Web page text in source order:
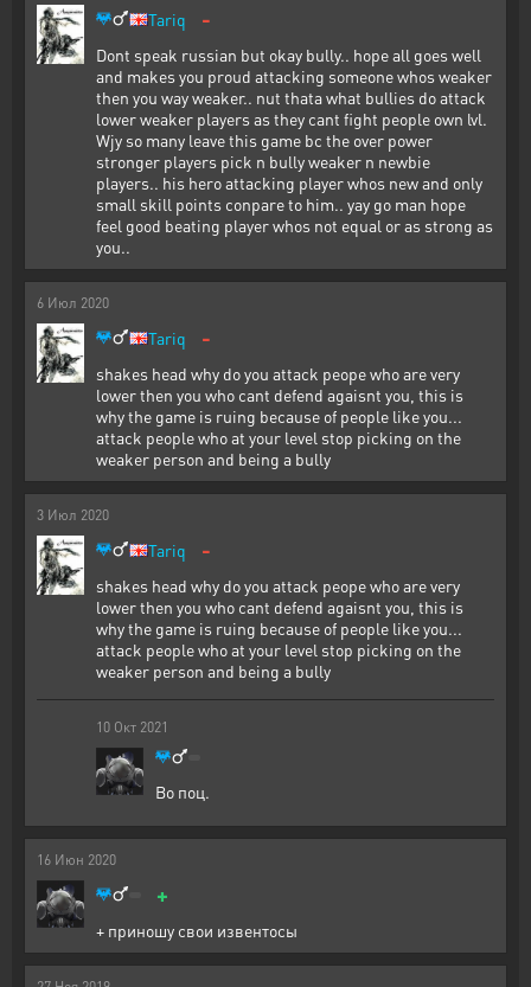
Tariq -
Dont speak russian but okay bully.. hope all goes well
and makes you proud attacking someone whos weaker
then you way weaker.. nut thata what bullies do attack
lower weaker players as they cant fight people own lvl.
Wjy so many leave this game bc the over power
stronger players pick n bully weaker n newbie
players.. his hero attacking player whos new and only
small skill points conpare to him.. yay go man hope
feel good beating player whos not equal or as strong as
you..
6 Июл 2020
Tariq -
shakes head why do you attack peope who are very
lower then you who cant defend agaisnt you, this is
why the game is ruing because of people like you...
attack people who at your level stop picking on the
weaker person and being a bully
3 Июл 2020
Tariq -
shakes head why do you attack peope who are very
lower then you who cant defend agaisnt you, this is
why the game is ruing because of people like you...
attack people who at your level stop picking on the
weaker person and being a bully
10 Окт 2021
Во поц.
16 Июн 2020
+
+ приношу свои извентосы